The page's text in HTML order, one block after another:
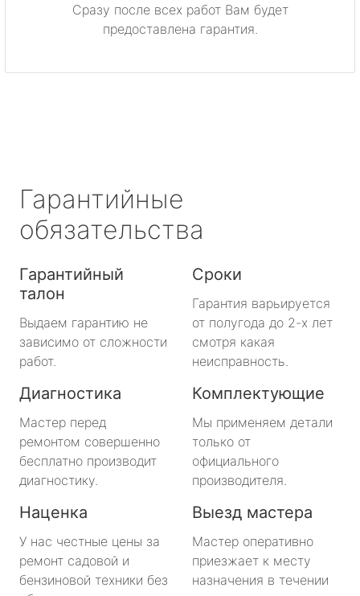
Сразу после всех работ Вам будет
предоставлена гарантия.
Гарантийные
обязательства
Гарантийный
талон
Выдаем гарантию не
зависимо от сложности
работ.
Сроки
Гарантия варьируется
от полугода до 2-х лет
смотря какая
неисправность.
Диагностика
Мастер перед
ремонтом совершенно
бесплатно производит
диагностику.
Комплектующие
Мы применяем детали
только от
официального
производителя.
Наценка
У нас честные цены за
ремонт садовой и
бензиновой техники без
Выезд мастера
Мастер оперативно
приезжает к месту
назначения в течении